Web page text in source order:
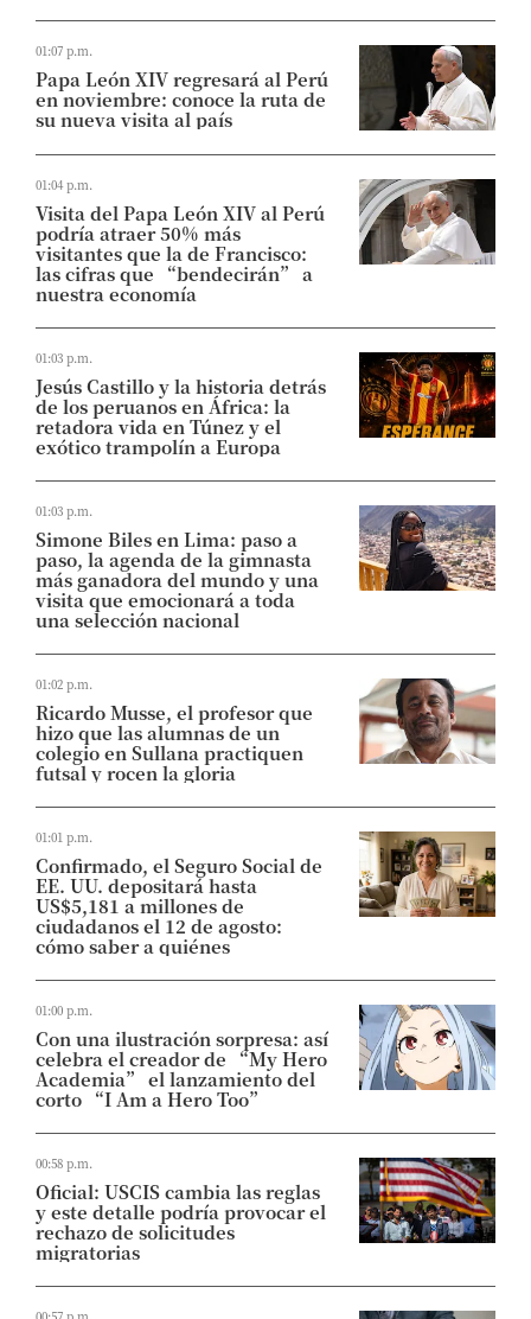
01:07 p.m.
Papa León XIV regresará al Perú
en noviembre: conoce la ruta de
su nueva visita al país
01:04 p.m.
Visita del Papa León XIV al Perú
podría atraer 50% más
visitantes que la de Francisco:
las cifras que “bendecirán” a
nuestra economía
01:03 p.m.
Jesús Castillo y la historia detrás
de los peruanos en África: la
retadora vida en Túnez y el
exótico trampolín a Europa
01:03 p.m.
Simone Biles en Lima: paso a
paso, la agenda de la gimnasta
más ganadora del mundo y una
visita que emocionará a toda
una selección nacional
01:02 p.m.
Ricardo Musse, el profesor que
hizo que las alumnas de un
colegio en Sullana practiquen
futsal y rocen la gloria
01:01 p.m.
Confirmado, el Seguro Social de
EE. UU. depositará hasta
US$5,181 a millones de
ciudadanos el 12 de agosto:
cómo saber a quiénes
01:00 p.m.
Con una ilustración sorpresa: así
celebra el creador de “My Hero
Academia” el lanzamiento del
corto “I Am a Hero Too”
00:58 p.m.
Oficial: USCIS cambia las reglas
y este detalle podría provocar el
rechazo de solicitudes
migratorias